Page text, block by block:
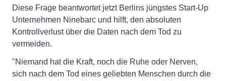
Diese Frage beantwortet jetzt Berlins jüngstes Start-Up
Unternehmen Ninebarc und hilft, den absoluten
Kontrollverlust über die Daten nach dem Tod zu
vermeiden.
"Niemand hat die Kraft, noch die Ruhe oder Nerven,
sich nach dem Tod eines geliebten Menschen durch die